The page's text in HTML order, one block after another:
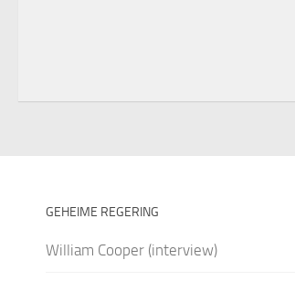
GEHEIME REGERING
William Cooper (interview)